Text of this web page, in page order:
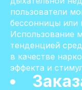
пользователи
бессонницы или
Использование
тенденцией
в качестве
эффекта и